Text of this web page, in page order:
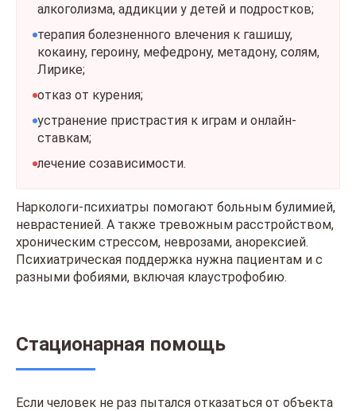
алкоголизма, аддикции у детей и подростков;
терапия болезненного влечения к гашишу,
кокаину, героину, мефедрону, метадону, солям,
Лирике;
отказ от курения;
устранение пристрастия к играм и онлайн-
ставкам;
лечение созависимости.
Наркологи-психиатры помогают больным булимией,
неврастенией. А также тревожным расстройством,
хроническим стрессом, неврозами, анорексией.
Психиатрическая поддержка нужна пациентам и с
разными фобиями, включая клаустрофобию.
Стационарная помощь
Если человек не раз пытался отказаться от объекта